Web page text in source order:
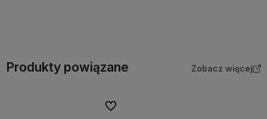
Produkty powiązane Zobacz więcej
Do ulubionych